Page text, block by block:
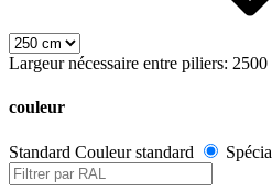
Largeur nécessaire entre piliers: 2500
couleur
Standard Couleur standard